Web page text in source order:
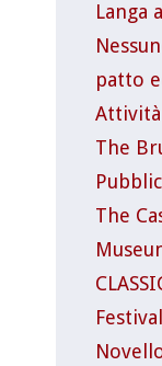
Langa
patto
Attività
The
The